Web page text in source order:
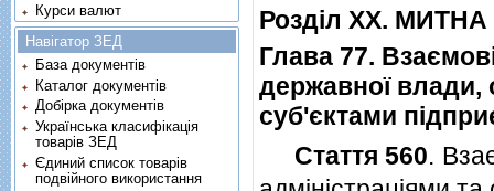
Роздiл XX.
Глава 77.
державної
суб'єктами
Стаття 560.
Курси валют
Навігатор ЗЕД
База документів
Каталог документів
Добірка документів
Українська класифікація
товарів ЗЕД
Єдиний список товарів
подвійного використання